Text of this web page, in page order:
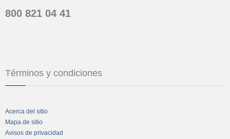
800 821 04 41
Términos y condiciones
Acerca del sitio
Mapa de sitio
Avisos de privacidad